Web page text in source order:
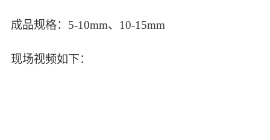
成品规格：5-10mm、10-15mm
现场视频如下：